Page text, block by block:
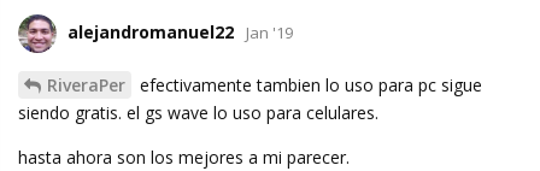
alejandromanuel22 Jan '19
RiveraPer
efectivamente tambien lo uso para pc sigue
siendo gratis. el gs wave lo uso para celulares.
hasta ahora son los mejores a mi parecer.